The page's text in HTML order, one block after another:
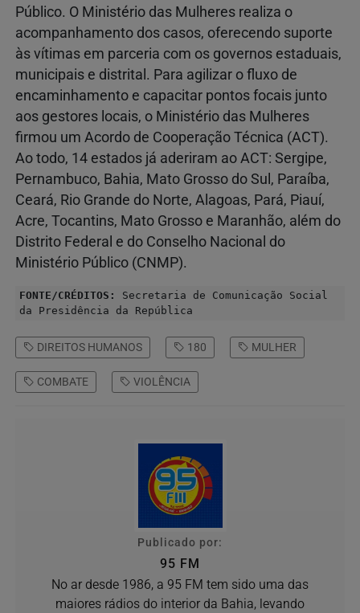
Público. O Ministério das Mulheres realiza o
acompanhamento dos casos, oferecendo suporte
às vítimas em parceria com os governos estaduais,
municipais e distrital. Para agilizar o fluxo de
encaminhamento e capacitar pontos focais junto
aos gestores locais, o Ministério das Mulheres
firmou um Acordo de Cooperação Técnica (ACT).
Ao todo, 14 estados já aderiram ao ACT: Sergipe,
Pernambuco, Bahia, Mato Grosso do Sul, Paraíba,
Ceará, Rio Grande do Norte, Alagoas, Pará, Piauí,
Acre, Tocantins, Mato Grosso e Maranhão, além do
Distrito Federal e do Conselho Nacional do
Ministério Público (CNMP).
FONTE/CRÉDITOS:
Secretaria de Comunicação Social
da Presidência da República
DIREITOS HUMANOS 180 MULHER
COMBATE VIOLÊNCIA
Publicado por:
95 FM
No ar desde 1986, a 95 FM tem sido uma das
maiores rádios do interior da Bahia, levando